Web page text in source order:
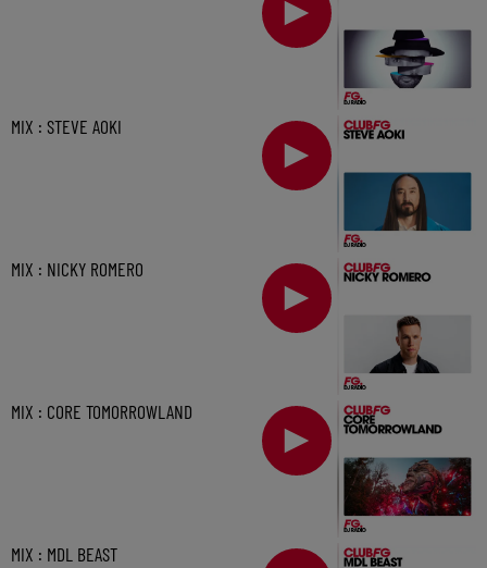
MIX : STEVE AOKI
MIX : NICKY ROMERO
MIX : CORE TOMORROWLAND
MIX : MDL BEAST